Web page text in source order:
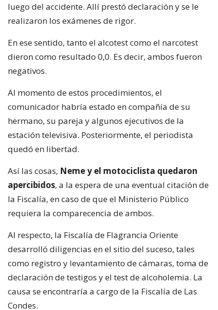
luego del accidente. Allí prestó declaración y se le
realizaron los exámenes de rigor.
En ese sentido, tanto el alcotest como el narcotest
dieron como resultado 0,0. Es decir, ambos fueron
negativos.
Al momento de estos procedimientos, el
comunicador habría estado en compañía de su
hermano, su pareja y algunos ejecutivos de la
estación televisiva. Posteriormente, el periodista
quedó en libertad.
Así las cosas, Neme y el motociclista quedaron
apercibidos, a la espera de una eventual citación de
la Fiscalía, en caso de que el Ministerio Público
requiera la comparecencia de ambos.
Al respecto, la Fiscalía de Flagrancia Oriente
desarrolló diligencias en el sitio del suceso, tales
como registro y levantamiento de cámaras, toma de
declaración de testigos y el test de alcoholemia. La
causa se encontraría a cargo de la Fiscalía de Las
Condes.